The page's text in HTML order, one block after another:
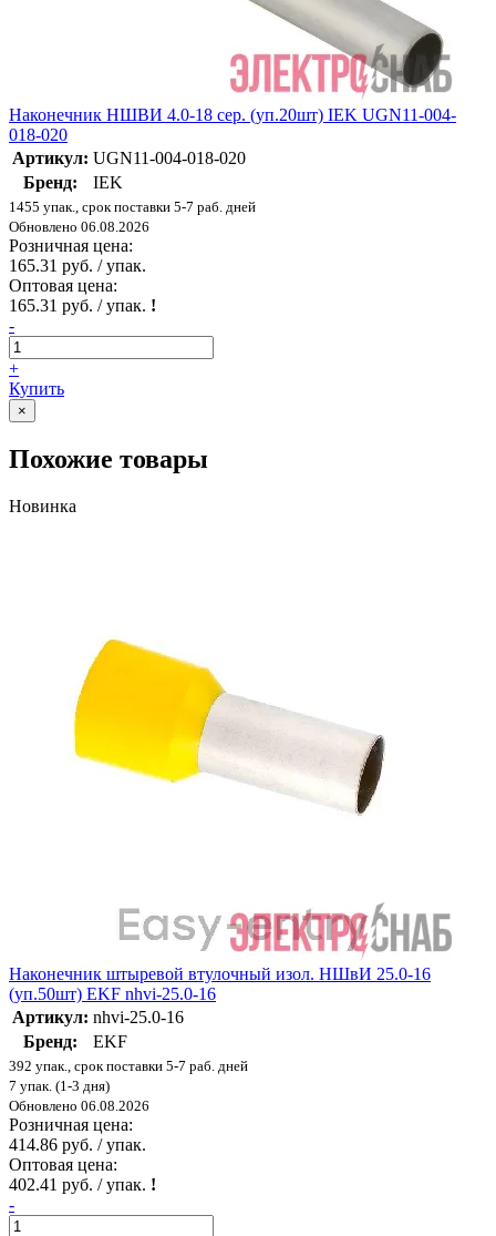
Наконечник НШВИ 4.0-18 сер. (уп.20шт) IEK UGN11-004-
018-020
Артикул: UGN11-004-018-020
Бренд:
IEK
1455 упак., срок поставки 5-7 раб. дней
Обновлено 06.08.2026
Розничная цена:
165.31 руб. / упак.
Оптовая цена:
165.31 руб. / упак. !
-
+
Купить
×
Похожие товары
Новинка
Наконечник штыревой втулочный изол. НШвИ 25.0-16
(уп.50шт) EKF nhvi-25.0-16
Артикул: nhvi-25.0-16
Бренд:
EKF
392 упак., срок поставки 5-7 раб. дней
7 упак. (1-3 дня)
Обновлено 06.08.2026
Розничная цена:
414.86 руб. / упак.
Оптовая цена:
402.41 руб. / упак. !
-